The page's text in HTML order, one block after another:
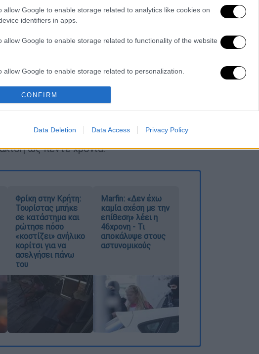
allow Google to enable storage related to analytics like cookies on
identifiers in apps.
allow Google to enable storage related to functionality of the website
allow Google to enable storage related to personalization.
allow Google to enable storage related to security, including
functionality and fraud prevention, and other user protection.
CONFIRM
Data Deletion Data Access Privacy Policy
να μην γλιστρήσω»
γυναίκα» είπε στο δικαστήριο,
εκείνη την εποχή που κάποια από αυτά
παγιδεύσει τηνΑμελί Κ
σχετικά: «Έπιασα τους γοφούς της
αναστατωμένος από τη ζέστη. Ήταν
ταινίας και ήμουν πολύ κουρασμένος».
ως πέντε χρόνια.
Φρίκη στην Κρήτη:
Τουρίστας μπήκε
σε κατάστημα και
ρώτησε πόσο
«κοστίζει» ανήλικο
κορίτσι για να
ασελγήσει πάνω
του
Marfin: «Δεν έχω
καμία σχέση με την
επίθεση» λέει η
46χρονη - Τι
αποκάλυψε στους
αστυνομικούς